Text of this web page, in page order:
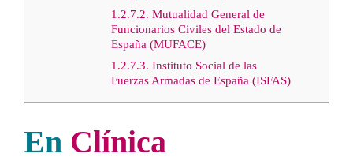
1.2.7.2. Mutualidad General de
Funcionarios Civiles del Estado de
España (MUFACE)
1.2.7.3. Instituto Social de las
Fuerzas Armadas de España (ISFAS)
En Clínica